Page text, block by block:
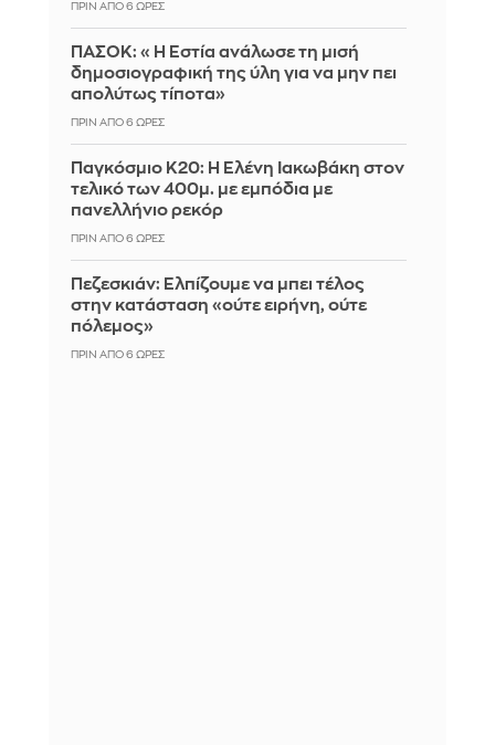
ΠΡΙΝ ΑΠΌ 6 ΏΡΕΣ
ΠΑΣΟΚ: «Η Εστία ανάλωσε τη μισή
δημοσιογραφική της ύλη για να μην πει
απολύτως τίποτα»
ΠΡΙΝ ΑΠΌ 6 ΏΡΕΣ
Παγκόσμιο Κ20: Η Ελένη Ιακωβάκη στον
τελικό των 400μ. με εμπόδια με
πανελλήνιο ρεκόρ
ΠΡΙΝ ΑΠΌ 6 ΏΡΕΣ
Πεζεσκιάν: Ελπίζουμε να μπει τέλος
στην κατάσταση «ούτε ειρήνη, ούτε
πόλεμος»
ΠΡΙΝ ΑΠΌ 6 ΏΡΕΣ